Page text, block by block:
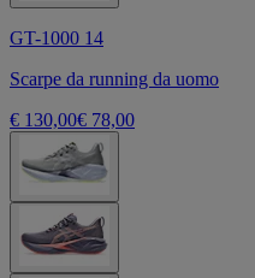
GT-1000 14
Scarpe da running da uomo
€ 130,00€ 78,00